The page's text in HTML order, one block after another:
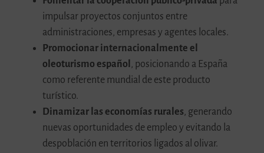
impulsar proyectos conjuntos entre
administraciones, empresas y agentes locales.
Promocionar internacionalmente el
oleoturismo español
, posicionando a España
como referente mundial de este producto
turístico.
Dinamizar las economías rurales , generando
nuevas oportunidades de empleo y evitando la
despoblación en territorios ligados al olivar.